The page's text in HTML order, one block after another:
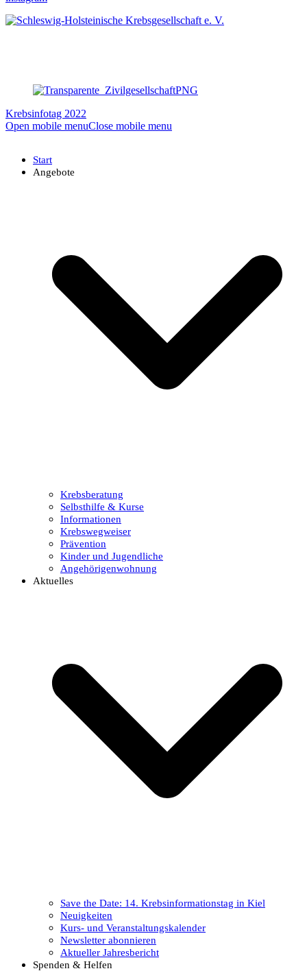
Krebsinfotag 2022
Open mobile menuClose mobile menu
Start
Angebote
Krebsberatung
Selbsthilfe & Kurse
Informationen
Krebswegweiser
Prävention
Kinder und Jugendliche
Angehörigenwohnung
Aktuelles
Save the Date: 14. Krebsinformationstag in Kiel
Neuigkeiten
Kurs- und Veranstaltungskalender
Newsletter abonnieren
Aktueller Jahresbericht
Spenden & Helfen